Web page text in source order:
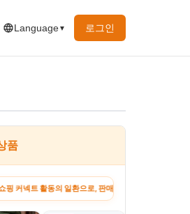
Language▼ 로그인
하고 싶은 말
품
의 일환으로, 판매 발생 시 수수료를 제공받습니